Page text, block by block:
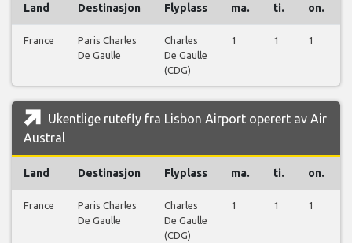
Land Destinasjon Flyplass ma. ti. on.
France
Paris Charles
De Gaulle
Charles
De Gaulle
(CDG)
1 1 1
Ukentlige rutefly fra Lisbon Airport operert av Air
Austral
Land Destinasjon Flyplass ma. ti. on.
France
Paris Charles
De Gaulle
Charles
De Gaulle
(CDG)
1 1 1